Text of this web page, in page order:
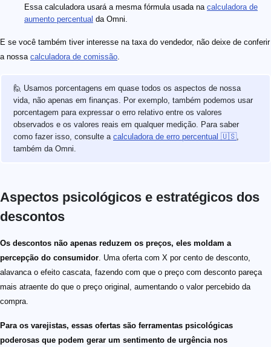
Essa calculadora usará a mesma fórmula usada na calculadora de
aumento percentual da Omni.
E se você também tiver interesse na taxa do vendedor, não deixe de conferir
a nossa calculadora de comissão.
🙋 Usamos porcentagens em quase todos os aspectos de nossa
vida, não apenas em finanças. Por exemplo, também podemos usar
porcentagem para expressar o erro relativo entre os valores
observados e os valores reais em qualquer medição. Para saber
como fazer isso, consulte a calculadora de erro percentual 🇺🇸,
também da Omni.
Aspectos psicológicos e estratégicos dos
descontos
Os descontos não apenas reduzem os preços, eles moldam a
percepção do consumidor. Uma oferta com X por cento de desconto,
alavanca o efeito cascata, fazendo com que o preço com desconto pareça
mais atraente do que o preço original, aumentando o valor percebido da
compra.
Para os varejistas, essas ofertas são ferramentas psicológicas
poderosas que podem gerar um sentimento de urgência nos